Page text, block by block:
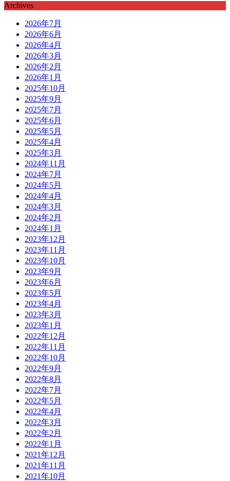
Archives
2026年7月
2026年6月
2026年4月
2026年3月
2026年2月
2026年1月
2025年10月
2025年9月
2025年7月
2025年6月
2025年5月
2025年4月
2025年3月
2024年11月
2024年7月
2024年5月
2024年4月
2024年3月
2024年2月
2024年1月
2023年12月
2023年11月
2023年10月
2023年9月
2023年6月
2023年5月
2023年4月
2023年3月
2023年1月
2022年12月
2022年11月
2022年10月
2022年9月
2022年8月
2022年7月
2022年5月
2022年4月
2022年3月
2022年2月
2022年1月
2021年12月
2021年11月
2021年10月